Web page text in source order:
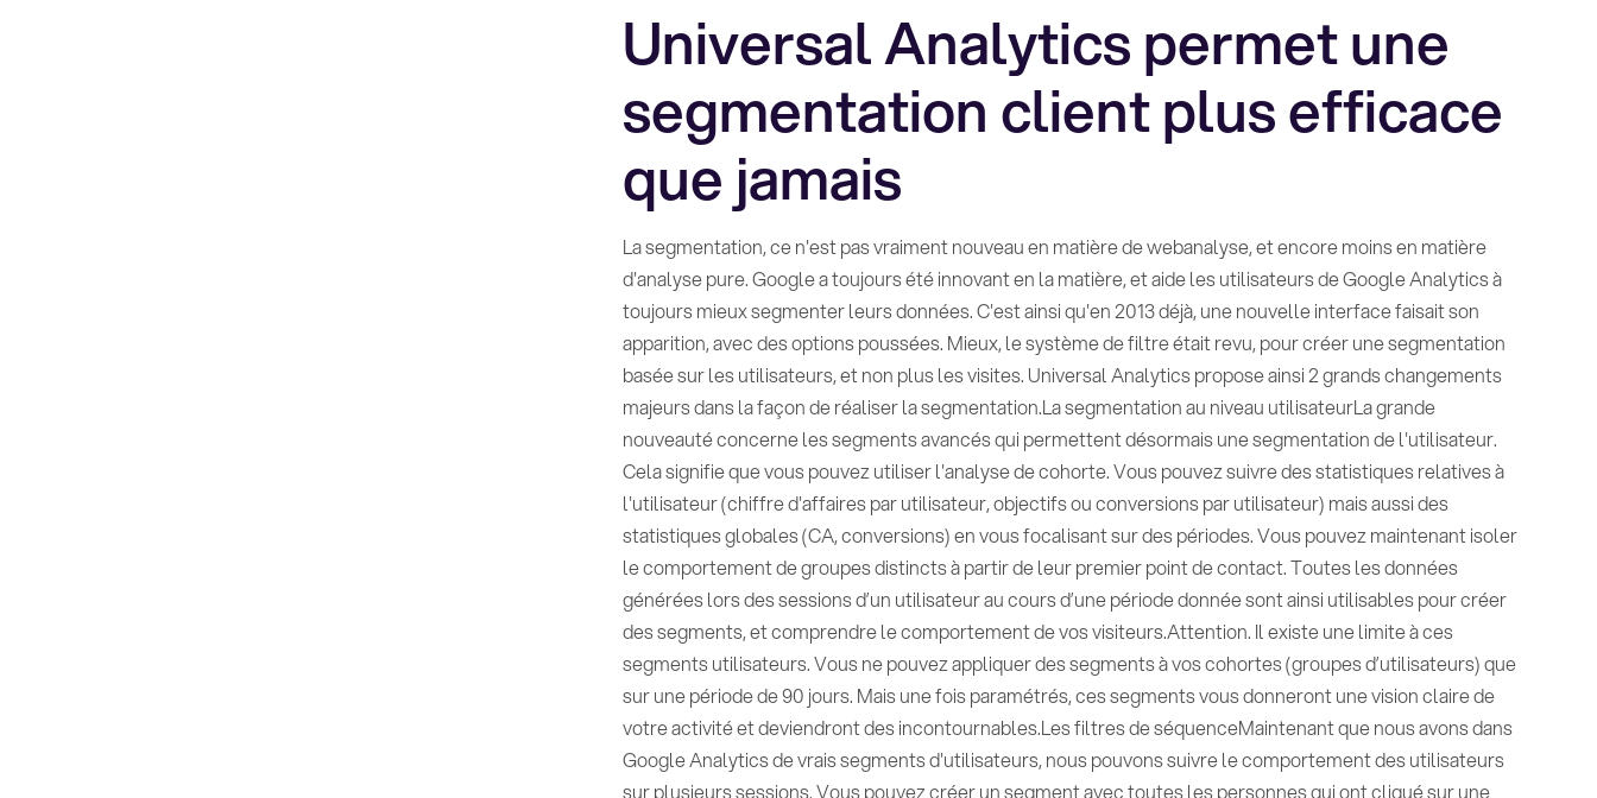
Universal Analytics permet une
segmentation client plus efficace
que jamais
La segmentation, ce n'est pas vraiment nouveau en matière de webanalyse, et encore moins en matière
d'analyse pure. Google a toujours été innovant en la matière, et aide les utilisateurs de Google Analytics à
toujours mieux segmenter leurs données. C'est ainsi qu'en 2013 déjà, une nouvelle interface faisait son
apparition, avec des options poussées. Mieux, le système de filtre était revu, pour créer une segmentation
basée sur les utilisateurs, et non plus les visites. Universal Analytics propose ainsi 2 grands changements
majeurs dans la façon de réaliser la segmentation.La segmentation au niveau utilisateurLa grande
nouveauté concerne les segments avancés qui permettent désormais une segmentation de l'utilisateur.
Cela signifie que vous pouvez utiliser l'analyse de cohorte. Vous pouvez suivre des statistiques relatives à
l'utilisateur (chiffre d'affaires par utilisateur, objectifs ou conversions par utilisateur) mais aussi des
statistiques globales (CA, conversions) en vous focalisant sur des périodes. Vous pouvez maintenant isoler
le comportement de groupes distincts à partir de leur premier point de contact. Toutes les données
générées lors des sessions d’un utilisateur au cours d’une période donnée sont ainsi utilisables pour créer
des segments, et comprendre le comportement de vos visiteurs.Attention. Il existe une limite à ces
segments utilisateurs. Vous ne pouvez appliquer des segments à vos cohortes (groupes d’utilisateurs) que
sur une période de 90 jours. Mais une fois paramétrés, ces segments vous donneront une vision claire de
votre activité et deviendront des incontournables.Les filtres de séquenceMaintenant que nous avons dans
Google Analytics de vrais segments d'utilisateurs, nous pouvons suivre le comportement des utilisateurs
sur plusieurs sessions. Vous pouvez créer un segment avec toutes les personnes qui ont cliqué sur une